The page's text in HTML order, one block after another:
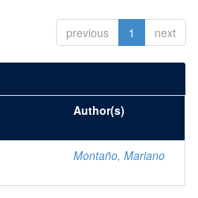
previous 1 next
Author(s)
Montaño, Mariano